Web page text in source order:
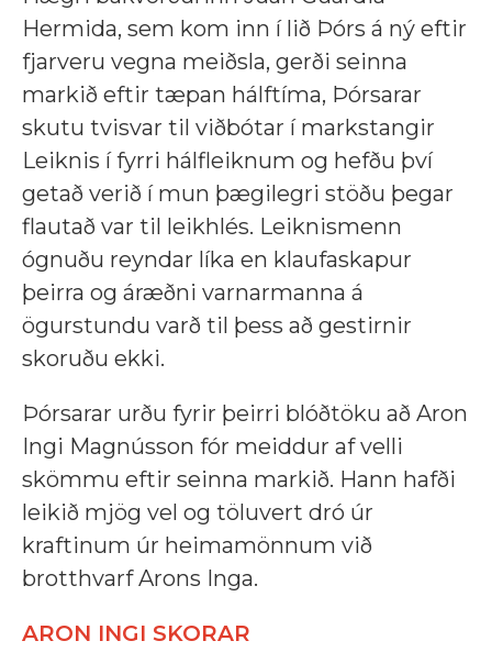
Hermida, sem kom inn í lið Þórs á ný eftir
fjarveru vegna meiðsla, gerði seinna
markið eftir tæpan hálftíma, Þórsarar
skutu tvisvar til viðbótar í markstangir
Leiknis í fyrri hálfleiknum og hefðu því
getað verið í mun þægilegri stöðu þegar
flautað var til leikhlés. Leiknismenn
ógnuðu reyndar líka en klaufaskapur
þeirra og áræðni varnarmanna á
ögurstundu varð til þess að gestirnir
skoruðu ekki.
Þórsarar urðu fyrir þeirri blóðtöku að Aron
Ingi Magnússon fór meiddur af velli
skömmu eftir seinna markið. Hann hafði
leikið mjög vel og töluvert dró úr
kraftinum úr heimamönnum við
brotthvarf Arons Inga.
ARON INGI SKORAR